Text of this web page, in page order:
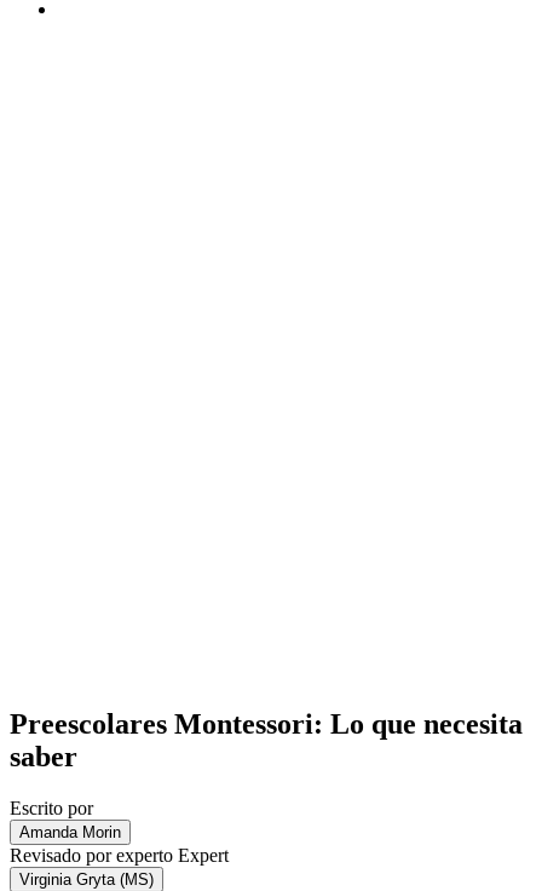
Preescolares Montessori: Lo que necesita
saber
Escrito por
Amanda Morin
Revisado por experto Expert
Virginia Gryta (MS)